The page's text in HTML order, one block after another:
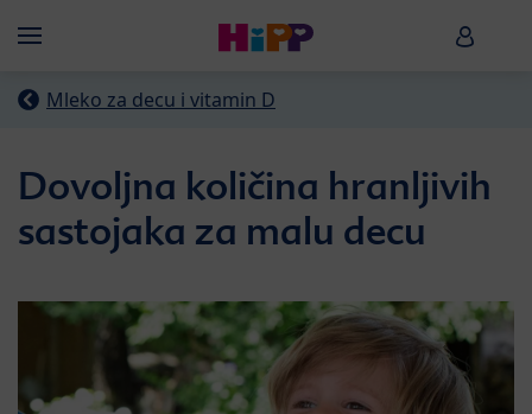
Menü HiPP
Mleko za decu i vitamin D
Dovoljna količina hranljivih
sastojaka za malu decu